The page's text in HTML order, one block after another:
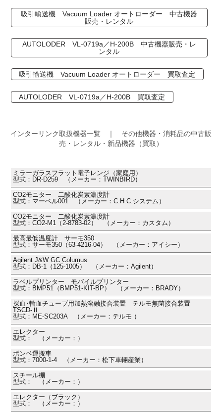
吸引輸送機 Vacuum Loader オートローダー 中古機器
販売・レンタル
AUTOLODER VL-0719a／H-200B 中古機器販売・レ
ンタル
吸引輸送機 Vacuum Loader オートローダー 買取査定
AUTOLODER VL-0719a／H-200B 買取査定
インターリンク取扱機器一覧 ｜ その他機器・消耗品の中古販
売・レンタル・新品機器（買取）
ミラーガラスフラット電子レンジ（家庭用）
型式：DR-D259 （メーカー：TWINBIRD）
CO2モニター 二酸化炭素濃度計
型式：マーベル001 （メーカー：C.H.C.システム）
CO2モニター 二酸化炭素濃度計
型式：CO2-M1（2-8783-02） （メーカー：カスタム）
最高最低温度計 サーモ350
型式：サーモ350（63-4216-04） （メーカー：アイシー）
Agilent J&W GC Columus
型式：DB-1（125-1005） （メーカー：Agilent）
ラベルプリンター モバイルプリンター
型式：BMP51（BMP51-KIT-BP） （メーカー：BRADY）
採血･輸血チューブ用加熱溶融接合装置 テルモ無菌接合装置
TSCD-Ⅱ
型式：ME-SC203A （メーカー：テルモ ）
エレクター
型式： （メーカー：）
ボンベ運搬車
型式：7000-1-4 （メーカー：松下車輛産業）
スチール棚
型式： （メーカー：）
エレクター（ブラック）
型式： （メーカー：）